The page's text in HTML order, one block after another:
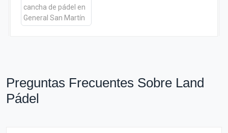
Preguntas Frecuentes Sobre Land
Pádel